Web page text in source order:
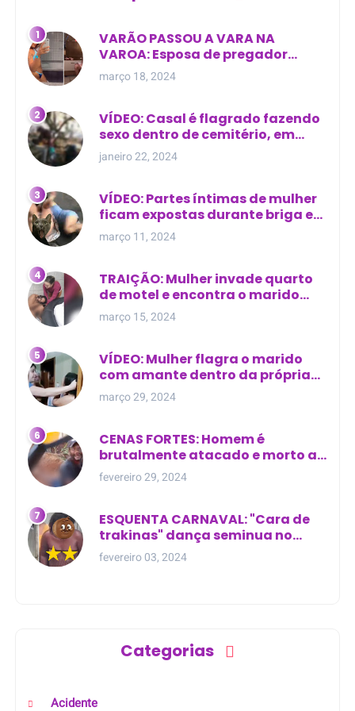
VARÃO PASSOU A VARA NA
VAROA: Esposa de pregador
evangélico descobre
relacionamento extra-conjugal
março 18, 2024
VÍDEO: Casal é flagrado fazendo
sexo dentro de cemitério, em
cima de túmulo no Maranhão
janeiro 22, 2024
VÍDEO: Partes íntimas de mulher
ficam expostas durante briga em
Manaus
março 11, 2024
TRAIÇÃO: Mulher invade quarto
de motel e encontra o marido
com outra na cama
março 15, 2024
VÍDEO: Mulher flagra o marido
com amante dentro da própria
residência
março 29, 2024
CENAS FORTES: Homem é
brutalmente atacado e morto a
golpes de facão em joão lisboa
fevereiro 29, 2024
ESQUENTA CARNAVAL: "Cara de
trakinas" dança seminua no
meio da rua na Bahia
fevereiro 03, 2024
Categorias
Acidente